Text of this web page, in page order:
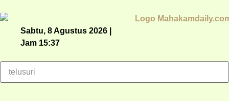
Sabtu, 8 Agustus 2026 |
Jam 15:37